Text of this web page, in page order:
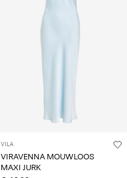
VILA
VIRAVENNA MOUWLOOS
MAXI JURK